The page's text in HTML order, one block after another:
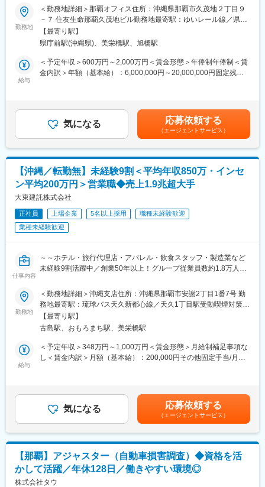
た。「Social Design」では、政府や地方自治体、地域の中核企業
等のクライアントに対して、主に３つの事業領域を専門とするメ
ンバーが領域横断的にチームを編成し、複合領域でのサービスを
提供することで、あらゆる地域課題の解決に取り組んでいます。
この度、事業領域の深化および拡大に伴い、以下3つの事業領域・
ポジションでの採用を強化していきます。本求人はそのうち【地
域産業振興・再生支援アドバイザリー】の求人となります。
し、地域におけるまちづくりの高度化や新規事業の創出、官民連
携事業の計画策定から実行支援まで、ハード・ソフトの両面から
幅広い業務範囲でサービスを提供し、地域産業の振興および再生
社、大学法人、地域団体等の公益団体、官民連携事業に関連する
民間事業者等をクライアントとします。
・地域の産業振興や再生に強い意欲を持ち、現場でのハンズオン
支援や新たな事業創出を志向する高い専門性や、多くの利害関係
者が混在するまちづくりの現場において求められる高い調整能
力・コミュニケーション能力を有する人材を求めています。
援プロジェクト等）
・広域連携の企画構想・調整・実行の支援
収益力強化など）
・官民連携事業の企画・構想・事業計画の策定・実行の支援
・地域の遊休不動産・インフラの有効活用に向けた戦略の策定・
実行の支援
・地域団体（DMO・地域商社・スポーツコミッション等）の立ち
上げ・運営の支援
・実践知を活用した地域産業振興・再生に向けた政策提言
変更の範囲：会社の定める業務
勤務地
＜勤務地詳細＞那覇オフィス住所：沖縄県那覇市久茂地２丁目９
－７ 住友生命那覇久茂地ビル勤務地最寄駅：ゆいレール線／県庁
前駅受動喫煙対策：屋内全面禁煙変更の範囲：会社の定める事業
所（リモートワーク含む）
【最寄り駅】
県庁前駅(沖縄県)、美栄橋駅、旭橋駅
給与
＜予定年収＞600万円～2,000万円＜賃金形態＞年俸制年俸制＜賃
金内訳＞年額（基本給）：6,000,000円～20,000,000円固定残業
業手当＞有＜給与補足＞※処遇についてはタイトル、前職の実績等
で異なります。賃金はあくまでも目安の金額であり、選考を通じ
て上下する可能性があります。月給(月額)は固定手当を含めた表記
です。
気になる 応募依頼する
（エージェントサービス）
【沖縄／転勤無】未経験9割＜平均年収850万・インセ
ン平均200万円＞営業職◆売上1.9兆超大手
大東建託株式会社
正社員 上場企業 5名以上採用
職種未経験歓迎
業種未経験歓迎
仕事内容
～～ホテル・旅行代理店・アパレル・飲食スタッフ・製造業など
未経験9割活躍中／創業50年以上！グループ従業員数約1.8万人を
＜この求人のオススメポイント＞
・平均年収850万！青天井のインセンティブで圧倒的に稼げる！
※1件の成約で平均200万円の支給あり！
・ネームバリュー×豊富なデータベースがあるため、お客様との関
係構築がしやすい
・教育体制が整っており、名刺の渡し方から教えてもらえる手厚
はじめはお客様に顔を覚えてもらうことが仕事となります。
何度もお会いしていくうちに、「この人なら安心して相談でき
る」と思ってもらえるようになります。
★業務内容：
訪問先・・・空地、農地、駐車場や住宅などの土地を所有する地
主様
勤務地
＜勤務地詳細＞沖縄支店住所：沖縄県那覇市安謝2丁目1番7号 勤
務地最寄駅：琉球バス天久新都心線／天久1丁目駅受動喫煙対策：
屋内全面禁煙変更の範囲：会社の定める事業所
【最寄り駅】
古島駅、おもろまち駅、美栄橋駅
給与
＜予定年収＞348万円～1,000万円＜賃金形態＞月給制補足事項な
し＜賃金内訳＞月額（基本給）：200,000円その他固定手当/月：
業手当＞有＜給与補足＞■歩合給：1成約あたり平均200万円（歩
合率約3%）■賞与：年2回（6月・12月／実績に応じて支給）※月
給には一律の特別加算手当（3万円）・自社物件入居者支援制度
（1万円）を含む。※特別加算手当は入社後1年間の支給となりま
す。 ※固定残業時間を超過する場合は1分単位で支給されます。賃
金はあくまでも目安の金額であり、選考を通じて上下する可能性
があります。月給(月額)は固定手当を含めた表記です。
気になる 応募依頼する
（エージェントサービス）
【那覇】アジャスター（自動車損害調査）◆資格を活
かして活躍／年休128日／働きやすい環境◎
株式会社タウ